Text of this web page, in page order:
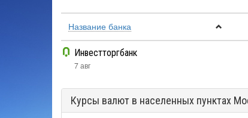
Название банка
Инвестторгбанк
7 авг
Курсы валют в населенных пунктах